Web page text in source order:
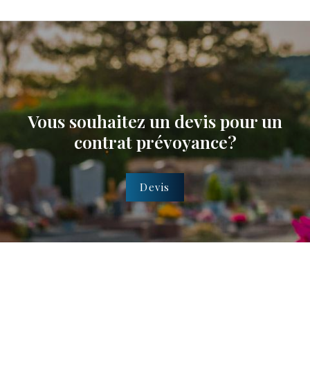
Vous souhaitez un devis pour un
contrat prévoyance?
Devis